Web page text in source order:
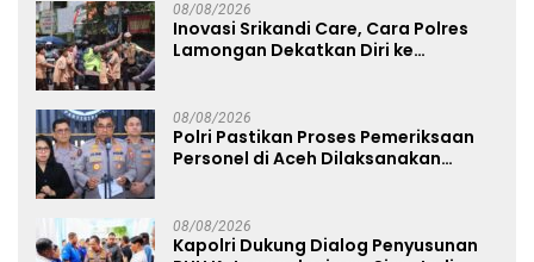
08/08/2026
Inovasi Srikandi Care, Cara Polres
Lamongan Dekatkan Diri ke
08/08/2026
Polri Pastikan Proses Pemeriksaan
Personel di Aceh Dilaksanakan
08/08/2026
Kapolri Dukung Dialog Penyusunan